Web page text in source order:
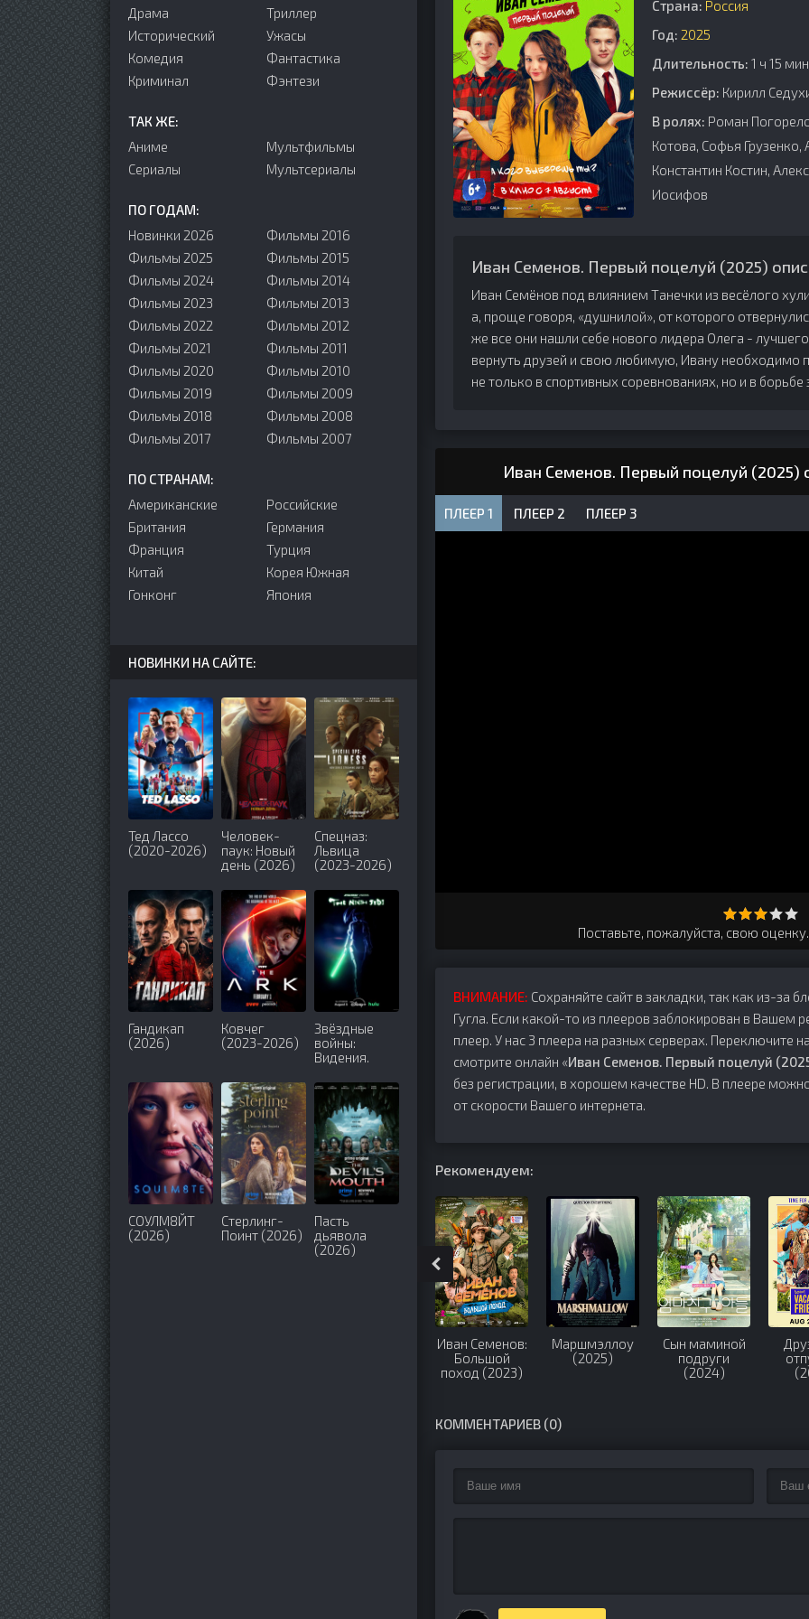
Страна: Россия
Год: 2025
Длительность: 1 ч 15 мин
Режиссёр: Кирилл
В ролях: Роман
Котова, Софья
Константин Костин,
Иосифов
Иван Семенов. Первый поцелуй (2025)
Иван Семёнов под влиянием Танечки из весёлого
а, проще говоря, «душнилой», от которого
же все они нашли себе нового лидера Олега -
вернуть друзей и свою любимую, Ивану необходимо
не только в спортивных соревнованиях, но и в
Иван Семенов. Первый поцелуй (2025)
ПЛЕЕР 1 ПЛЕЕР 2 ПЛЕЕР 3
Поставьте, пожалуйста, свою
ВНИМАНИЕ: Сохраняйте сайт в закладки, так как из-за
Гугла. Если какой-то из плееров заблокирован в Вашем
плеер. У нас 3 плеера на разных серверах. Переключите
смотрите онлайн «Иван Семенов. Первый поцелуй
без регистрации, в хорошем качестве HD. В плеере
от скорости Вашего интернета.
Рекомендуем:
Иван Семенов:
Большой
поход (2023)
Маршмэллоу
(2025)
Сын маминой
подруги
(2024)
КОММЕНТАРИЕВ (0)
Драма
Исторический
Комедия
Криминал
Триллер
Ужасы
Фантастика
Фэнтези
ТАК ЖЕ:
Аниме
Сериалы
Мультфильмы
Мультсериалы
ПО ГОДАМ:
Новинки 2026
Фильмы 2025
Фильмы 2024
Фильмы 2023
Фильмы 2022
Фильмы 2021
Фильмы 2020
Фильмы 2019
Фильмы 2018
Фильмы 2017
Фильмы 2016
Фильмы 2015
Фильмы 2014
Фильмы 2013
Фильмы 2012
Фильмы 2011
Фильмы 2010
Фильмы 2009
Фильмы 2008
Фильмы 2007
ПО СТРАНАМ:
Американские
Британия
Франция
Китай
Гонконг
Российские
Германия
Турция
Корея Южная
Япония
НОВИНКИ НА САЙТЕ:
Тед Лассо
(2020-2026)
Человек-
паук: Новый
день (2026)
Спецназ:
Львица
(2023-2026)
Гандикап
(2026)
Ковчег
(2023-2026)
Звёздные
войны:
Видения.
джедай
(2026)
СОУЛМ8ЙТ
(2026)
Стерлинг-
Поинт (2026)
Пасть
дьявола
(2026)